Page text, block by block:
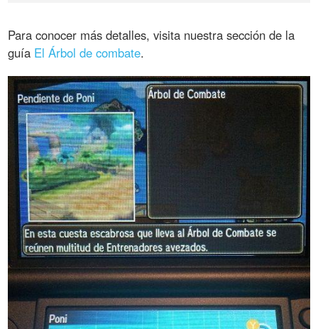
Para conocer más detalles, visita nuestra sección de la
guía El Árbol de combate.